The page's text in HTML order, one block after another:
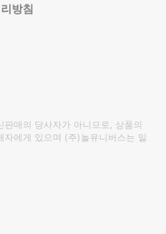
방침
매의 당사자가 아니므로, 상품의
자에게 있으며 (주)놀유니버스는 일